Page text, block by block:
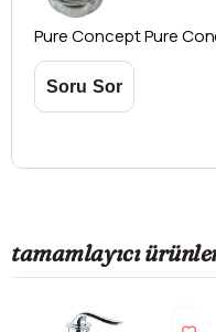
Pure ConceptPure
tamamlayıcı